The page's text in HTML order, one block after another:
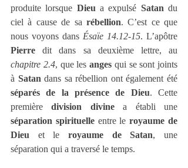
produite lorsque Dieu a expulsé Satan du
ciel à cause de sa rébellion. C’est ce que
nous voyons dans Ésaïe 14.12-15
Pierre
chapitre 2.4, que les anges qui se sont joints
à Satan
séparés de la présence de Dieu. Cette
première division divine
séparation spirituelle entre le royaume de
Dieu et le royaume de Satan, une
séparation qui a traversé le temps.